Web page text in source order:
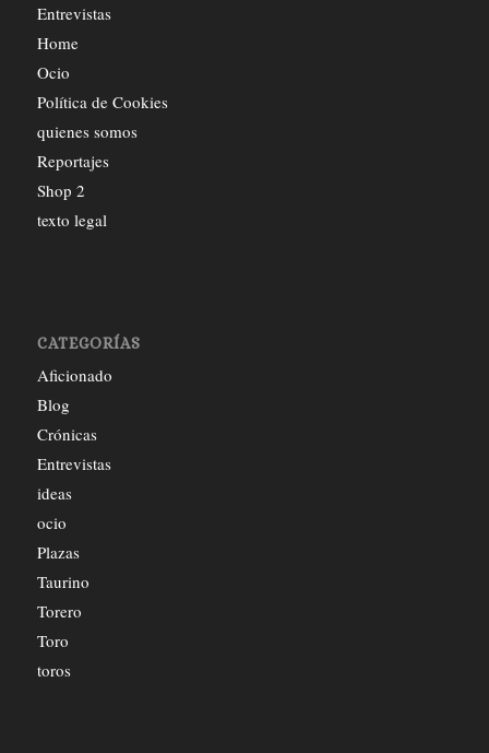
Entrevistas
Home
Ocio
Política de Cookies
quienes somos
Reportajes
Shop 2
texto legal
CATEGORÍAS
Aficionado
Blog
Crónicas
Entrevistas
ideas
ocio
Plazas
Taurino
Torero
Toro
toros